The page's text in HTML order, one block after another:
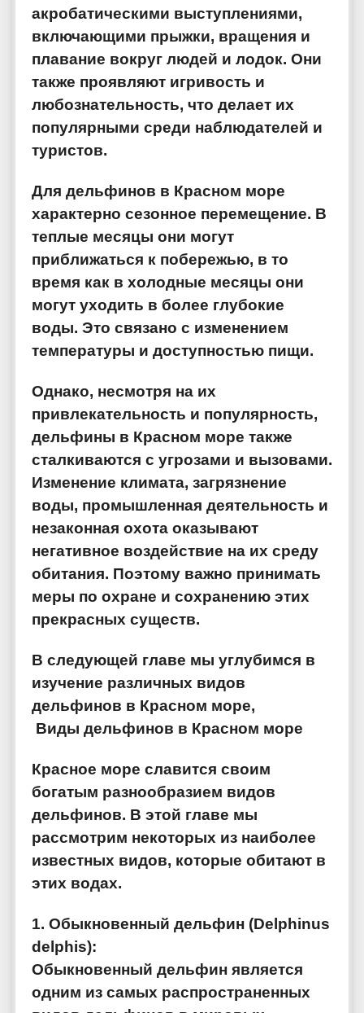
акробатическими выступлениями,
включающими прыжки, вращения и
плавание вокруг людей и лодок. Они
также проявляют игривость и
любознательность, что делает их
популярными среди наблюдателей и
туристов.
Для дельфинов в Красном море
характерно сезонное перемещение. В
теплые месяцы они могут
приближаться к побережью, в то
время как в холодные месяцы они
могут уходить в более глубокие
воды. Это связано с изменением
температуры и доступностью пищи.
Однако, несмотря на их
привлекательность и популярность,
дельфины в Красном море также
сталкиваются с угрозами и вызовами.
Изменение климата, загрязнение
воды, промышленная деятельность и
незаконная охота оказывают
негативное воздействие на их среду
обитания. Поэтому важно принимать
меры по охране и сохранению этих
прекрасных существ.
В следующей главе мы углубимся в
изучение различных видов
дельфинов в Красном море,
Виды дельфинов в Красном море
Красное море славится своим
богатым разнообразием видов
дельфинов. В этой главе мы
рассмотрим некоторых из наиболее
известных видов, которые обитают в
этих водах.
1. Обыкновенный дельфин (Delphinus
delphis):
Обыкновенный дельфин является
одним из самых распространенных